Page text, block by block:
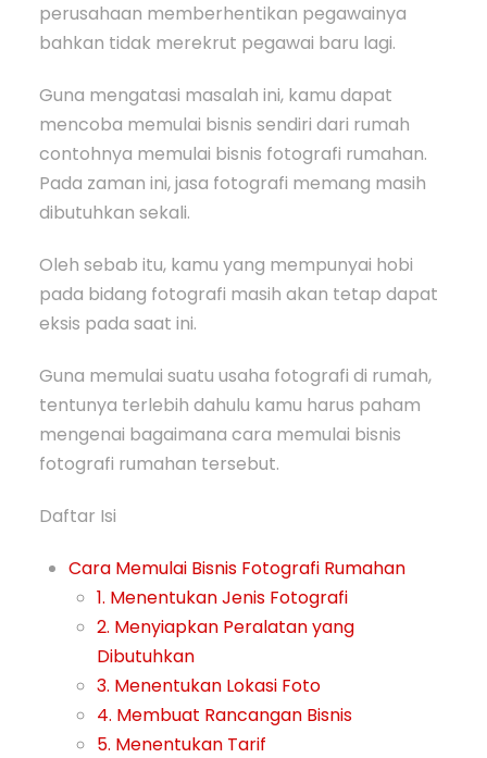
perusahaan memberhentikan pegawainya
bahkan tidak merekrut pegawai baru lagi.
Guna mengatasi masalah ini, kamu dapat
mencoba memulai bisnis sendiri dari rumah
contohnya memulai bisnis fotografi rumahan.
Pada zaman ini, jasa fotografi memang masih
dibutuhkan sekali.
Oleh sebab itu, kamu yang mempunyai hobi
pada bidang fotografi masih akan tetap dapat
eksis pada saat ini.
Guna memulai suatu usaha fotografi di rumah,
tentunya terlebih dahulu kamu harus paham
mengenai bagaimana cara memulai bisnis
fotografi rumahan tersebut.
Daftar Isi
Cara Memulai Bisnis Fotografi Rumahan
1. Menentukan Jenis Fotografi
2. Menyiapkan Peralatan yang
Dibutuhkan
3. Menentukan Lokasi Foto
4. Membuat Rancangan Bisnis
5. Menentukan Tarif